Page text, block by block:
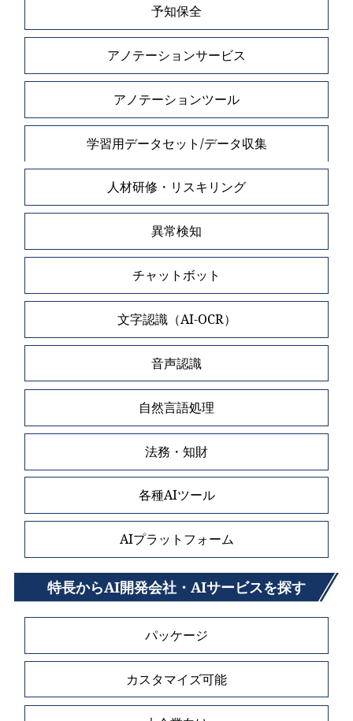
予知保全
アノテーションサービス
アノテーションツール
学習用データセット/データ収集
人材研修・リスキリング
異常検知
チャットボット
文字認識（AI-OCR）
音声認識
自然言語処理
法務・知財
各種AIツール
AIプラットフォーム
特長からAI開発会社・AIサービスを探す
パッケージ
カスタマイズ可能